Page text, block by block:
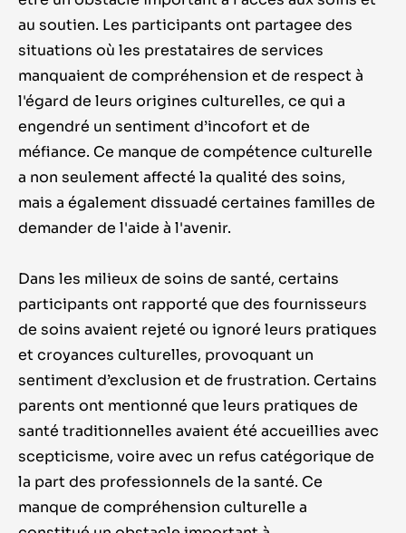
au soutien. Les participants ont partagee des
situations où les prestataires de services
manquaient de compréhension et de respect à
l'égard de leurs origines culturelles, ce qui a
engendré un sentiment d’incofort et de
méfiance. Ce manque de compétence culturelle
a non seulement affecté la qualité des soins,
mais a également dissuadé certaines familles de
demander de l'aide à l'avenir.
Dans les milieux de soins de santé, certains
participants ont rapporté que des fournisseurs
de soins avaient rejeté ou ignoré leurs pratiques
et croyances culturelles, provoquant un
sentiment d’exclusion et de frustration. Certains
parents ont mentionné que leurs pratiques de
santé traditionnelles avaient été accueillies avec
scepticisme, voire avec un refus catégorique de
la part des professionnels de la santé. Ce
manque de compréhension culturelle a